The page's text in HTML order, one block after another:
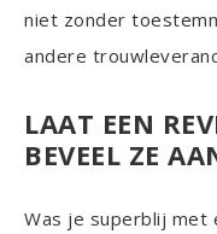
niet zonder
andere
LAAT EEN
BEVEEL ZE
Was je superblij met